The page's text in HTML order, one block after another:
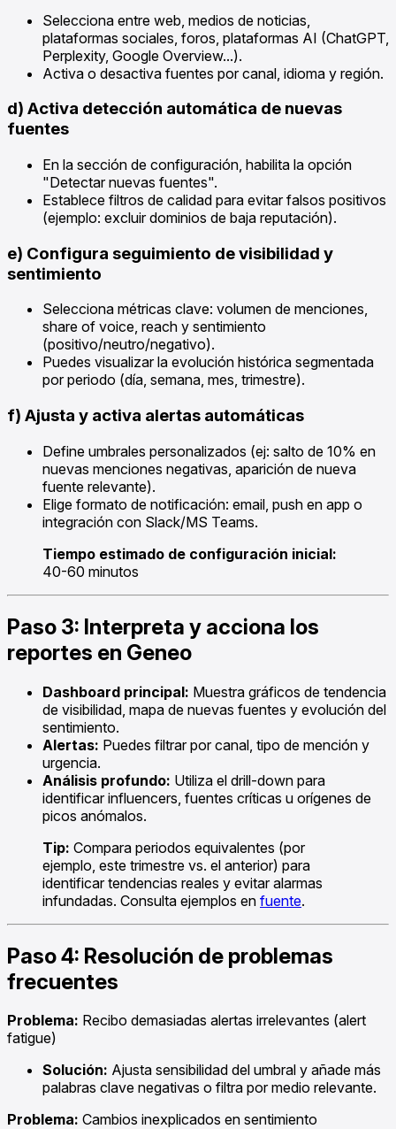
Selecciona entre web, medios de noticias,
plataformas sociales, foros, plataformas AI (ChatGPT,
Perplexity, Google Overview...).
Activa o desactiva fuentes por canal, idioma y región.
d) Activa detección automática de nuevas
fuentes
En la sección de configuración, habilita la opción
"Detectar nuevas fuentes".
Establece filtros de calidad para evitar falsos positivos
(ejemplo: excluir dominios de baja reputación).
e) Configura seguimiento de visibilidad y
sentimiento
Selecciona métricas clave: volumen de menciones,
share of voice, reach y sentimiento
(positivo/neutro/negativo).
Puedes visualizar la evolución histórica segmentada
por periodo (día, semana, mes, trimestre).
f) Ajusta y activa alertas automáticas
Define umbrales personalizados (ej: salto de 10% en
nuevas menciones negativas, aparición de nueva
fuente relevante).
Elige formato de notificación: email, push en app o
integración con Slack/MS Teams.
Tiempo estimado de configuración inicial:
40-60 minutos
Paso 3: Interpreta y acciona los
reportes en Geneo
Dashboard principal: Muestra gráficos de tendencia
de visibilidad, mapa de nuevas fuentes y evolución del
sentimiento.
Alertas: Puedes filtrar por canal, tipo de mención y
urgencia.
Análisis profundo: Utiliza el drill-down para
identificar influencers, fuentes críticas u orígenes de
picos anómalos.
Tip: Compara periodos equivalentes (por
ejemplo, este trimestre vs. el anterior) para
identificar tendencias reales y evitar alarmas
infundadas. Consulta ejemplos en fuente.
Paso 4: Resolución de problemas
frecuentes
Problema: Recibo demasiadas alertas irrelevantes (alert
fatigue)
Solución: Ajusta sensibilidad del umbral y añade más
palabras clave negativas o filtra por medio relevante.
Problema: Cambios inexplicados en sentimiento